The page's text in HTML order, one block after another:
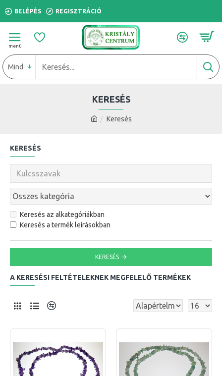
BELÉPÉS REGISZTRÁCIÓ
Mind
Keresés
KERESÉS
KERESÉS
Keresés az alkategóriákban
Keresés a termék leírásokban
KERESÉS
A KERESÉSI FELTÉTELEKNEK MEGFELELŐ TERMÉKEK